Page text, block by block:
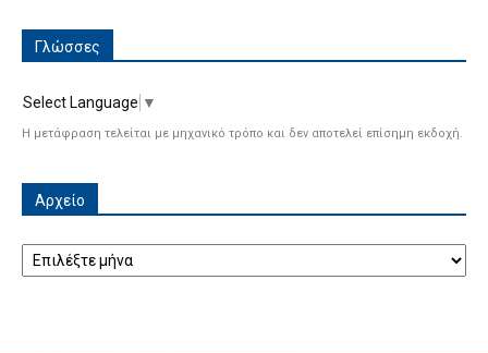
Γλώσσες
Select Language ▼
Η μετάφραση τελείται με μηχανικό τρόπο και δεν αποτελεί επίσημη εκδοχή.
Αρχείο